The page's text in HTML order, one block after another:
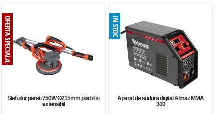
Slefuitor pereti 750W Ø215mm pliabil si
extensibil
Aparat de sudura digital Almaz MMA
300